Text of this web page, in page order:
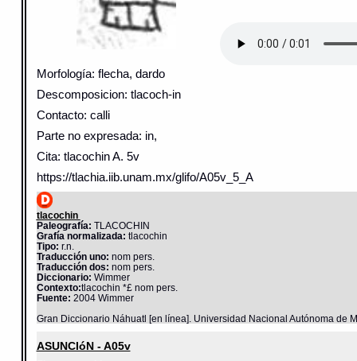
Morfología: flecha, dardo
Descomposicion: tlacoch-in
Contacto: calli
Parte no expresada: in,
Cita: tlacochin A. 5v
https://tlachia.iib.unam.mx/glifo/A05v_5_A
tlacochin
Paleografía: TLACOCHIN
Grafía normalizada: tlacochin
Tipo: r.n.
Traducción uno: nom pers.
Traducción dos: nom pers.
Diccionario: Wimmer
Contexto:tlacochin *£ nom pers.
Fuente: 2004 Wimmer
Gran Diccionario Náhuatl [en línea]. Universidad Nacional Autónoma de
ASUNCIóN - A05v